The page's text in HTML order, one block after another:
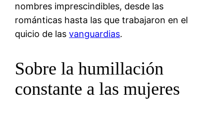
nombres imprescindibles, desde las
románticas hasta las que trabajaron en el
quicio de lasvanguardias.
Sobre la humillación
constante a las mujeres